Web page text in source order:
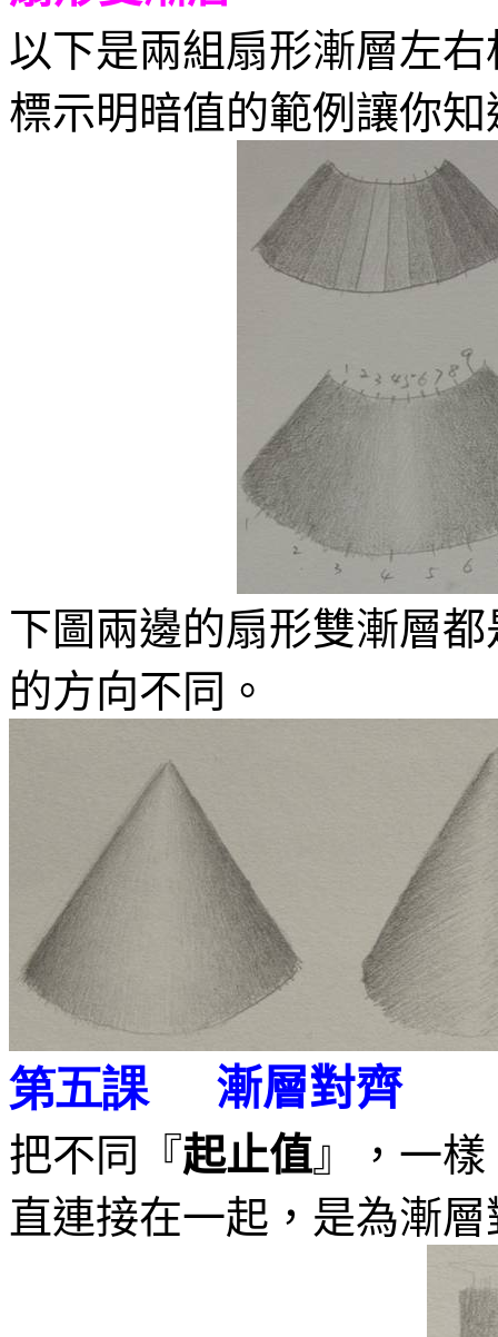
以下是兩組扇形漸層左
標示明暗值的範例讓你
下圖兩邊的扇形雙漸層
的方向不同。
第五課 漸層對齊
把不同『起止值』，一樣
直連接在一起，是為漸